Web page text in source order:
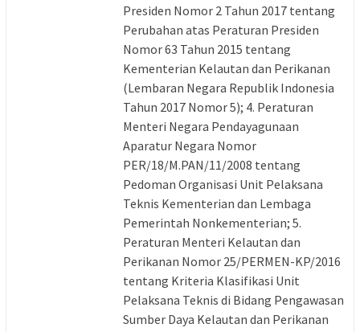
Presiden Nomor 2 Tahun 2017 tentang
Perubahan atas Peraturan Presiden
Nomor 63 Tahun 2015 tentang
Kementerian Kelautan dan Perikanan
(Lembaran Negara Republik Indonesia
Tahun 2017 Nomor 5); 4. Peraturan
Menteri Negara Pendayagunaan
Aparatur Negara Nomor
PER/18/M.PAN/11/2008 tentang
Pedoman Organisasi Unit Pelaksana
Teknis Kementerian dan Lembaga
Pemerintah Nonkementerian; 5.
Peraturan Menteri Kelautan dan
Perikanan Nomor 25/PERMEN-KP/2016
tentang Kriteria Klasifikasi Unit
Pelaksana Teknis di Bidang Pengawasan
Sumber Daya Kelautan dan Perikanan